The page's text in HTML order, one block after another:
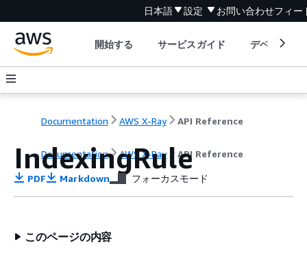
日本語 設定 お問い合わせフィー
開始する サービスガイド デベロッパ
Documentation AWS X-Ray API Reference
Documentation AWS X-Ray API Reference
IndexingRule
PDF Markdown フォーカスモード
このページの内容